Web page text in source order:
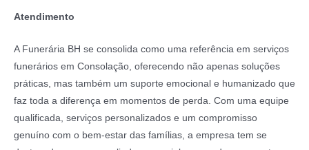
Atendimento
A Funerária BH se consolida como uma referência em serviços
funerários em Consolação, oferecendo não apenas soluções
práticas, mas também um suporte emocional e humanizado que
faz toda a diferença em momentos de perda. Com uma equipe
qualificada, serviços personalizados e um compromisso
genuíno com o bem-estar das famílias, a empresa tem se